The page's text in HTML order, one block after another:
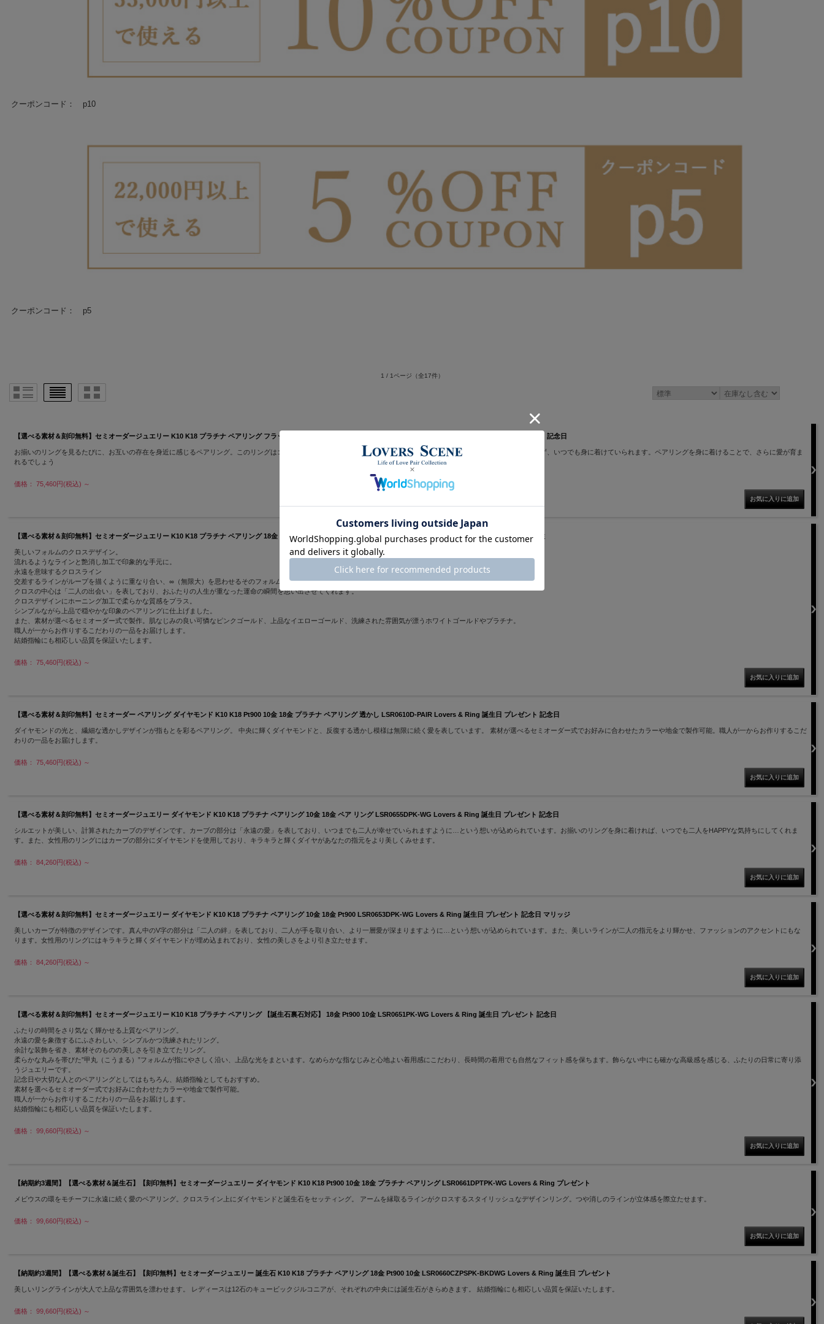
クーポンコード： p10
クーポンコード： p5
1 / 1ページ （全17件）
【選べる素材＆刻印無料】セミオーダージュエリー K10 K18 プラチナ ペアリング フラット バンド 平打ち 18金 Pt900 10金 LSR0605PK-WG Lovers & Ring 誕生日 プレゼント 記念日
お揃いのリングを見るたびに、お互いの存在を身近に感じるペアリング。このリングはゴールドの素材を生かしたシンプルなデザインです。シンプルだからこそ、場所を選ばず、いつでも身に着けていられます。ペアリングを身に着けることで、さらに愛が育ま
れるでしょう
価格： 75,460円(税込) ～
【選べる素材＆刻印無料】セミオーダージュエリー K10 K18 プラチナ ペアリング 18金 10金 Pt900 LSR0604PK-WG Lovers & Ring 誕生日 プレゼント 記念日 プレゼント 男性
美しいフォルムのクロスデザイン。
流れるようなラインと艶消し加工で印象的な手元に。
永遠を意味するクロスライン
交差するラインがループを描くように重なり合い、∞（無限大）を思わせるそのフォルムは、「永遠の愛」を象徴しています。
クロスの中心は「二人の出会い」を表しており、おふたりの人生が重なった運命の瞬間を思い出させてくれます。
クロスデザインにホーニング加工で柔らかな質感をプラス。
シンプルながら上品で穏やかな印象のペアリングに仕上げました。
また、素材が選べるセミオーダー式で製作。肌なじみの良い可憐なピンクゴールド、上品なイエローゴールド、洗練された雰囲気が漂うホワイトゴールドやプラチナ。
職人が一からお作りするこだわりの一品をお届けします。
結婚指輪にも相応しい品質を保証いたします。
価格： 75,460円(税込) ～
【選べる素材＆刻印無料】セミオーダー ペアリング ダイヤモンド K10 K18 Pt900 10金 18金 プラチナ ペアリング 透かし LSR0610D-PAIR Lovers & Ring 誕生日 プレゼント 記念日
ダイヤモンドの光と、繊細な透かしデザインが指もとを彩るペアリング。 中央に輝くダイヤモンドと、反復する透かし模様は無限に続く愛を表しています。 素材が選べるセミオーダー式でお好みに合わせたカラーや地金で製作可能。職人が一からお作りするこだ
わりの一品をお届けします。
価格： 75,460円(税込) ～
【選べる素材＆刻印無料】セミオーダージュエリー ダイヤモンド K10 K18 プラチナ ペアリング 10金 18金 ペア リング LSR0655DPK-WG Lovers & Ring 誕生日 プレゼント 記念日
シルエットが美しい、計算されたカーブのデザインです。カーブの部分は「永遠の愛」を表しており、いつまでも二人が幸せでいられますように…という想いが込められています。お揃いのリングを身に着ければ、いつでも二人をHAPPYな気持ちにしてくれま
す。また、女性用のリングにはカーブの部分にダイヤモンドを使用しており、キラキラと輝くダイヤがあなたの指元をより美しくみせます。
価格： 84,260円(税込) ～
【選べる素材＆刻印無料】セミオーダージュエリー ダイヤモンド K10 K18 プラチナ ペアリング 10金 18金 Pt900 LSR0653DPK-WG Lovers & Ring 誕生日 プレゼント 記念日 マリッジ
美しいカーブが特徴のデザインです。真ん中のV字の部分は「二人の絆」を表しており、二人が手を取り合い、より一層愛が深まりますように…という想いが込められています。また、美しいラインが二人の指元をより輝かせ、ファッションのアクセントにもな
ります。女性用のリングにはキラキラと輝くダイヤモンドが埋め込まれており、女性の美しさをより引き立たせます。
価格： 84,260円(税込) ～
【選べる素材＆刻印無料】セミオーダージュエリー K10 K18 プラチナ ペアリング 【誕生石裏石対応】 18金 Pt900 10金 LSR0651PK-WG Lovers & Ring 誕生日 プレゼント 記念日
ふたりの時間をさり気なく輝かせる上質なペアリング。
永遠の愛を象徴するにふさわしい、シンプルかつ洗練されたリング。
余計な装飾を省き、素材そのものの美しさを引き立てたリング。
柔らかな丸みを帯びた”甲丸（こうまる）”フォルムが指にやさしく沿い、上品な光をまといます。なめらかな指なじみと心地よい着用感にこだわり、長時間の着用でも自然なフィット感を保ちます。飾らない中にも確かな高級感を感じる、ふたりの日常に寄り添
うジュエリーです。
記念日や大切な人とのペアリングとしてはもちろん、結婚指輪としてもおすすめ。
素材を選べるセミオーダー式でお好みに合わせたカラーや地金で製作可能。
職人が一からお作りするこだわりの一品をお届けします。
結婚指輪にも相応しい品質を保証いたします。
価格： 99,660円(税込) ～
【納期約3週間】【選べる素材＆誕生石】【刻印無料】セミオーダージュエリー ダイヤモンド K10 K18 Pt900 10金 18金 プラチナ ペアリング LSR0661DPTPK-WG Lovers & Ring プレゼント
メビウスの環をモチーフに永遠に続く愛のペアリング。クロスライン上にダイヤモンドと誕生石をセッティング。 アームを縁取るラインがクロスするスタイリッシュなデザインリング。つや消しのラインが立体感を際立たせます。
価格： 99,660円(税込) ～
【納期約3週間】【選べる素材＆誕生石】【刻印無料】セミオーダージュエリー 誕生石 K10 K18 プラチナ ペアリング 18金 Pt900 10金 LSR0660CZPSPK-BKDWG Lovers & Ring 誕生日 プレゼント
美しいリングラインが大人で上品な雰囲気を漂わせます。 レディースは12石のキュービックジルコニアが、それぞれの中央には誕生石がきらめきます。 結婚指輪にも相応しい品質を保証いたします。
価格： 99,660円(税込) ～